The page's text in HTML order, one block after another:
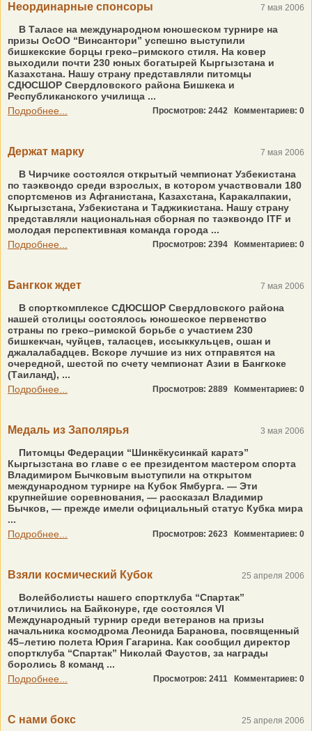
Неординарные спонсоры 7 мая 2006
В Таласе на международном юношеском турнире на
призы ОсОО “Винсантори” успешно выступили
бишкекские борцы греко–римского стиля. На ковер
выходили почти 230 юных богатырей Кыргызстана и
Казахстана. Нашу страну представляли питомцы
СДЮСШОР Свердловского района Бишкека и
Республиканского училища ...
Подробнее...
Просмотров: 2442 Комментариев: 0
Держат марку 7 мая 2006
В Чирчике состоялся открытый чемпионат Узбекистана
по таэквондо среди взрослых, в котором участвовали 180
спортсменов из Афганистана, Казахстана, Каракалпакии,
Кыргызстана, Узбекистана и Таджикистана. Нашу страну
представляли национальная сборная по таэквондо ITF и
молодая перспективная команда города ...
Подробнее...
Просмотров: 2394 Комментариев: 0
Бангкок ждет 7 мая 2006
В спорткомплексе СДЮСШОР Свердловского района
нашей столицы состоялось юношеское первенство
страны по греко–римской борьбе с участием 230
бишкекчан, чуйцев, таласцев, иссыккульцев, ошан и
джалалабадцев. Вскоре лучшие из них отправятся на
очередной, шестой по счету чемпионат Азии в Бангкоке
(Таиланд), ...
Подробнее...
Просмотров: 2889 Комментариев: 0
Медаль из Заполярья 3 мая 2006
Питомцы Федерации “Шинкёкусинкай каратэ”
Кыргызстана во главе с ее президентом мастером спорта
Владимиром Бычковым выступили на открытом
международном турнире на Кубок Ямбурга. — Эти
крупнейшие соревнования, — рассказал Владимир
Бычков, — прежде имели официальный статус Кубка мира
...
Подробнее...
Просмотров: 2623 Комментариев: 0
Взяли космический Кубок 25 апреля 2006
Волейболисты нашего спортклуба “Спартак”
отличились на Байконуре, где состоялся VI
Международный турнир среди ветеранов на призы
начальника космодрома Леонида Баранова, посвященный
45–летию полета Юрия Гагарина. Как сообщил директор
спортклуба “Спартак” Николай Фаустов, за награды
боролись 8 команд ...
Подробнее...
Просмотров: 2411 Комментариев: 0
С нами бокс 25 апреля 2006